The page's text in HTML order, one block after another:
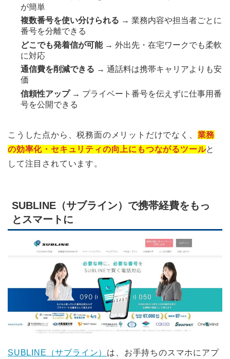
が簡単
複数番号を使い分けられる → 業務内容や担当者ごとに
番号を分離できる
どこでも発着信が可能→ 外出先・在宅ワークでも柔軟
に対応
通信費を削減できる → 通話料は携帯キャリアよりも安
価
信頼性アップ→ プライベート番号を伝えずに仕事用番
号を公開できる
こうした点から、税務面のメリットだけでなく、 業務
の効率化・セキュリティの向上にもつながるツールと
して注目されています。
SUBLINE（サブライン）で携帯経費をもっ
とスマートに
SUBLINE（サブライン） は、お手持ちのスマホにアプ